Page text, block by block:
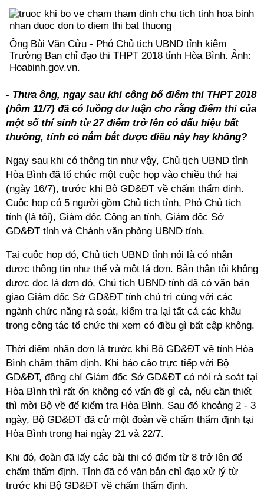
Ông Bùi Văn Cửu - Phó Chủ tịch UBND tỉnh kiêm
Trưởng Ban chỉ đạo thi THPT 2018 tỉnh Hòa Bình. Ảnh:
Hoabinh.gov.vn.
- Thưa ông, ngay sau khi công bố điểm thi THPT 2018
(hôm 11/7) đã có luồng dư luận cho rằng điểm thi của
một số thí sinh từ 27 điểm trở lên có dấu hiệu bất
thường, tỉnh có nắm bắt được điều này hay không?
Ngay sau khi có thông tin như vậy, Chủ tịch UBND tỉnh
Hòa Bình đã tổ chức một cuộc họp vào chiều thứ hai
(ngày 16/7), trước khi Bộ GD&ĐT về chấm thẩm định.
Cuộc họp có 5 người gồm Chủ tịch tỉnh, Phó Chủ tịch
tỉnh (là tôi), Giám đốc Công an tỉnh, Giám đốc Sở
GD&ĐT tỉnh và Chánh văn phòng UBND tỉnh.
Tại cuộc họp đó, Chủ tịch UBND tỉnh nói là có nhận
được thông tin như thế và một lá đơn. Bản thân tôi không
được đọc lá đơn đó, Chủ tịch UBND tỉnh đã có văn bản
giao Giám đốc Sở GD&ĐT tỉnh chủ trì cùng với các
ngành chức năng rà soát, kiểm tra lại tất cả các khâu
trong công tác tổ chức thi xem có điều gì bất cập không.
Thời điểm nhận đơn là trước khi Bộ GD&ĐT về tỉnh Hòa
Bình chấm thẩm định. Khi báo cáo trực tiếp với Bộ
GD&ĐT, đồng chí Giám đốc Sở GD&ĐT có nói rà soát tại
Hòa Bình thì rất ổn không có vấn đề gì cả, nếu cần thiết
thì mời Bộ về để kiểm tra Hòa Bình. Sau đó khoảng 2 - 3
ngày, Bộ GD&ĐT đã cử một đoàn về chấm thẩm định tại
Hòa Bình trong hai ngày 21 và 22/7.
Khi đó, đoàn đã lấy các bài thi có điểm từ 8 trở lên để
chấm thẩm định. Tỉnh đã có văn bản chỉ đạo xử lý từ
trước khi Bộ GD&ĐT về chấm thẩm định.